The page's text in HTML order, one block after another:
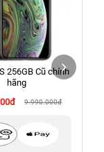
Dương Cũ)
Minh (TP. Vũng
(Tân Bình
256GB Cũ chính
hãng
9.990.000đ